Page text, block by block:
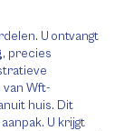
U ontvangt
, precies
van Wft-
huis. Dit
U krijgt